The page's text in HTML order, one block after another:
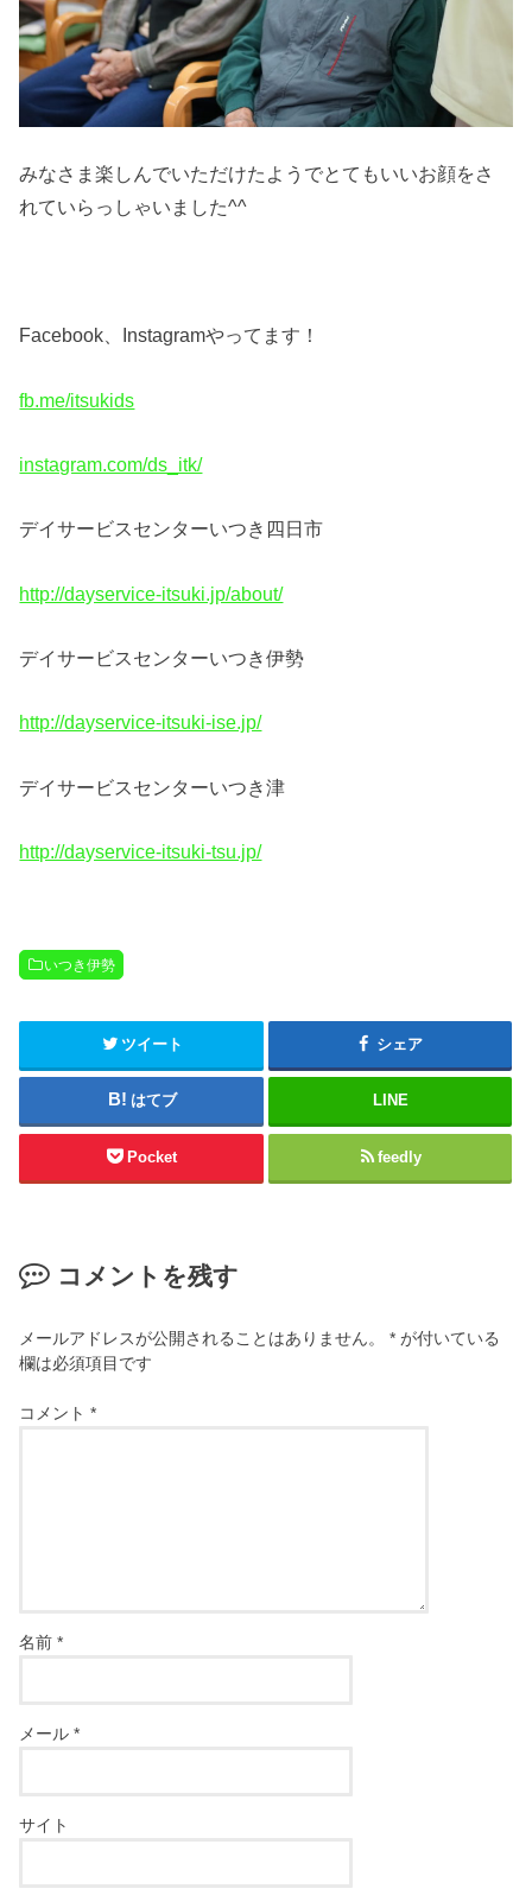
みなさま楽しんでいただけたようでとてもいいお顔をさ
れていらっしゃいました^^
Facebook、Instagramやってます！
fb.me/itsukids
instagram.com/ds_itk/
デイサービスセンターいつき四日市
http://dayservice-itsuki.jp/about/
デイサービスセンターいつき伊勢
http://dayservice-itsuki-ise.jp/
デイサービスセンターいつき津
http://dayservice-itsuki-tsu.jp/
いつき伊勢
ツイート シェア
はてブ LINE
Pocket feedly
コメントを残す
メールアドレスが公開されることはありません。 * が付いている
欄は必須項目です
コメント*
名前*
メール*
サイト